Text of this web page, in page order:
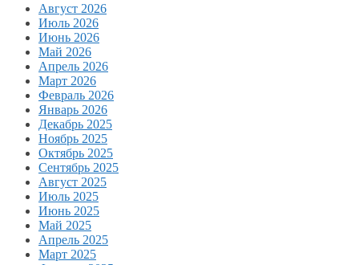
Август 2026
Июль 2026
Июнь 2026
Май 2026
Апрель 2026
Март 2026
Февраль 2026
Январь 2026
Декабрь 2025
Ноябрь 2025
Октябрь 2025
Сентябрь 2025
Август 2025
Июль 2025
Июнь 2025
Май 2025
Апрель 2025
Март 2025